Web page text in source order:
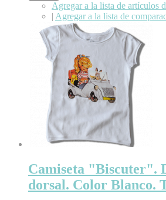
Agregar a la lista de artículos
| Agregar a la lista de
Camiseta "Biscuter".
dorsal. Color Blanco.